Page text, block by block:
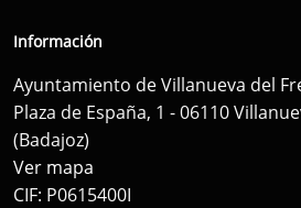
Información
Ayuntamiento de Villanueva del
Plaza de España, 1 - 06110
(Badajoz)
Ver mapa
CIF: P0615400I